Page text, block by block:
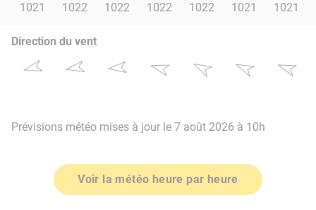
1021
1022 1022 1022 1022 1021 1021
Direction du vent
Prévisions météo mises à jour le 7 août 2026 à 10h
Voir la météo heure par heure